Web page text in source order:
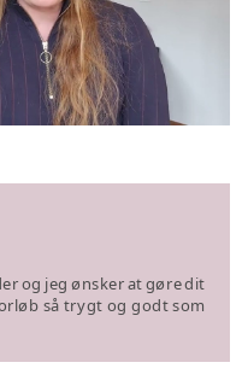
og jeg ønsker at gøre dit
så trygt og godt som